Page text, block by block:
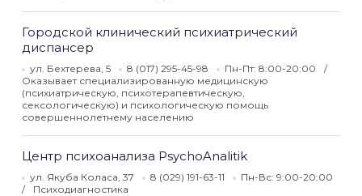
Городской клинический психиатрический
диспансер
ул. Бехтерева, 5 8 (017) 295-45-98
Пн-Пт: 8:00-20:00
Оказывает специализированную медицинскую
(психиатрическую, психотерапевтическую,
сексологическую) и психологическую помощь
совершеннолетнему населению
Центр психоанализа PsychoAnalitik
ул. Якуба Коласа, 37 8 (029) 191-63-11
Пн-Вс: 9:00-20:00
Психодиагностика